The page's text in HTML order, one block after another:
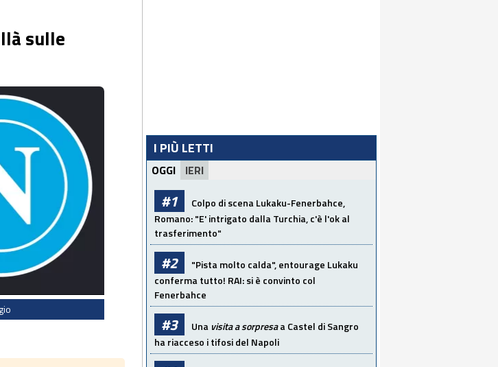
sulle
I PIÙ LETTI
OGGI IERI
#1
Colpo di scena Lukaku-Fenerbahce,
Romano: "E' intrigato dalla Turchia, c'è l'ok al
trasferimento"
#2
"Pista molto calda", entourage Lukaku
conferma tutto! RAI: si è convinto col
Fenerbahce
#3 Una visita a sorpresaa Castel di Sangro
ha riacceso i tifosi del Napoli